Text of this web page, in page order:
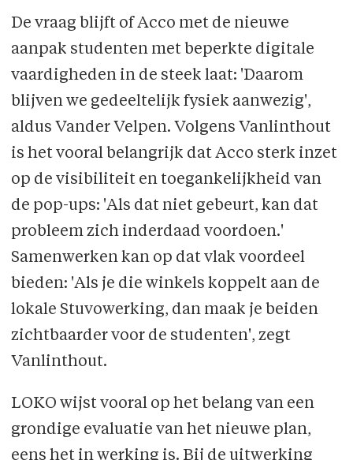
De vraag blijft of Acco met de nieuwe
aanpak studenten met beperkte digitale
vaardig­heden in de steek laat: 'Daarom
blijven we gedeeltelijk fysiek aanwezig',
aldus Vander Velpen. Volgens Vanlinthout
is het vooral belangrijk dat Acco sterk inzet
op de visibiliteit en toegankelijkheid van
de pop-ups: 'Als dat niet gebeurt, kan dat
probleem zich inder­daad voordoen.'
Samenwerken kan op dat vlak voordeel
bieden: 'Als je die winkels koppelt aan de
lokale Stuvowerking, dan maak je beiden
zicht­baarder voor de studenten', zegt
Vanlinthout.
LOKO wijst vooral op het belang van een
grondige evaluatie van het nieuwe plan,
eens het in werking is. Bij de uitwerking